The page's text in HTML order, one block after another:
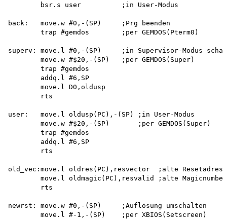
        bsr.s user          ;in User-Modus
back:   move.w #0,-(SP)     ;Prg beenden
        trap #gemdos        ;per GEMDOS(Pterm0)
superv: move.l #0,-(SP)     ;in Supervisor-Modus
        move.w #$20,-(SP)   ;per GEMDOS(Super)
        trap #gemdos
        addq.l #6,SP
        move.l D0,oldusp
        rts
user:   move.l oldusp(PC),-(SP) ;in User-Modus
        move.w #$20,-(SP)       ;per GEMDOS(Super)
        trap #gemdos
        addq.l #6,SP
        rts
old_vec:move.l oldres(PC),resvector  ;alte
move.l oldmagic(PC),resvalid ;alte
        rts
newrst: move.w #0,-(SP)     ;Auflösung umschalten
        move.l #-1,-(SP)    ;per XBIOS(Setscreen)